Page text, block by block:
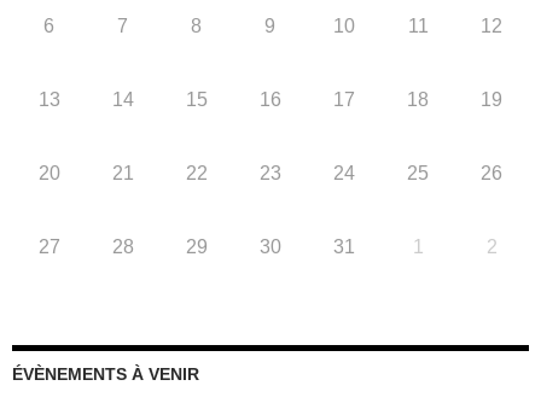
6 7 8 9 10 11 12
13 14 15 16 17 18 19
20 21 22 23 24 25 26
27 28 29 30 31 1 2
ÉVÈNEMENTS À VENIR